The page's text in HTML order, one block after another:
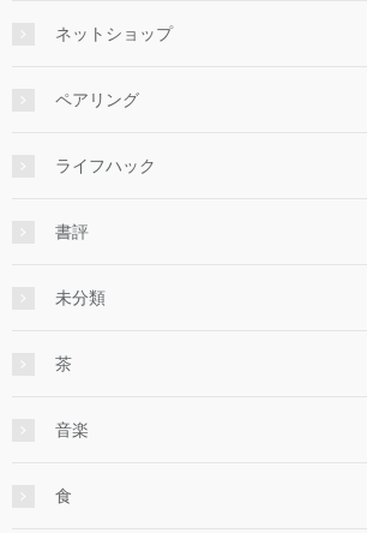
ネットショップ
ペアリング
ライフハック
書評
未分類
茶
音楽
食